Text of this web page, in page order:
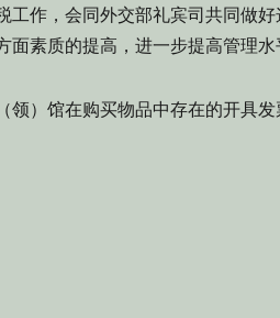
工作，会同外交部礼宾司共同做
面素质的提高，进一步提高管理水
领）馆在购买物品中存在的开具